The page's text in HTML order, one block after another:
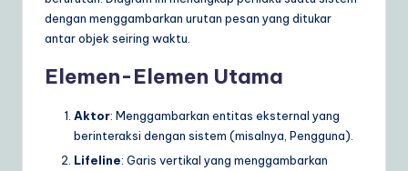
D
ai
ly
dengan menggambarkan urutan pesan yang ditukar
antar objek seiring waktu.
Elemen-Elemen Utama
Aktor: Menggambarkan entitas eksternal yang
berinteraksi dengan sistem (misalnya, Pengguna).
Lifeline: Garis vertikal yang menggambarkan